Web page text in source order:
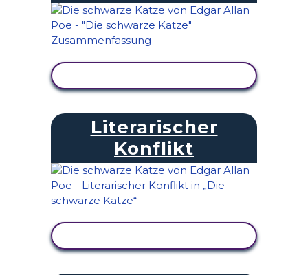
Literarischer
Konflikt